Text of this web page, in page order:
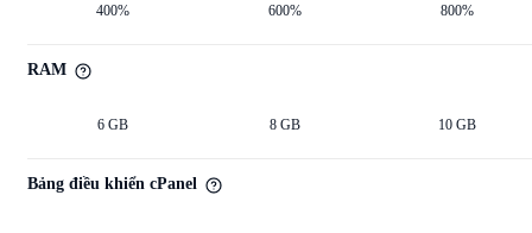
400% 600% 800%
RAM
6 GB 8 GB 10 GB
Bảng điều khiển cPanel